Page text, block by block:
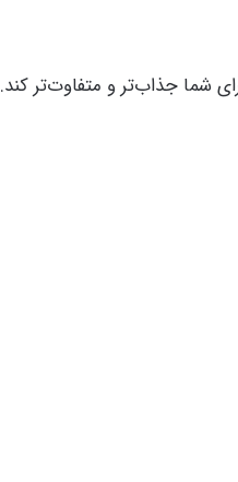
شما جذاب‌تر و متفاوت‌تر کند.